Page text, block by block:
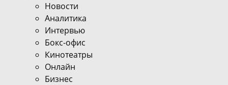
Новости
Аналитика
Интервью
Бокс-офис
Кинотеатры
Онлайн
Бизнес